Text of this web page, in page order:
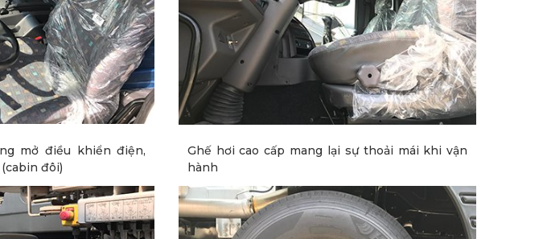
mở điều khiển điện,
đôi)
Ghế hơi cao cấp mang lại sự thoải mái khi vận
hành